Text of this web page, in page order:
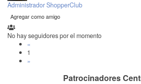
Administrador ShopperClub
Agregar como amigo
No hay seguidores por el momento
«
1
»
Patrocinadores